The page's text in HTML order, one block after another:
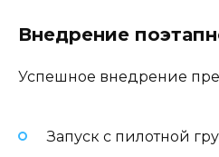
Внедрение
Успешное внедрение
Запуск с пилотной